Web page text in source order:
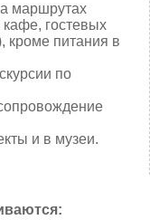
маршрутах
гостевых
кроме питания в
по
и в музеи.